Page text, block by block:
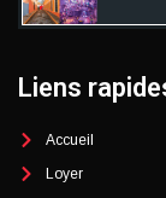
Liens
Accueil
Loyer